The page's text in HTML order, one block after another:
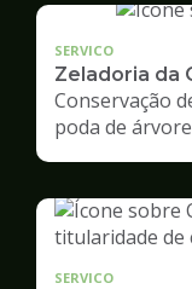
SERVICO
Zeladoria da
Conservação
poda de
SERVICO